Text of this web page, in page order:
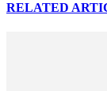
RELATED